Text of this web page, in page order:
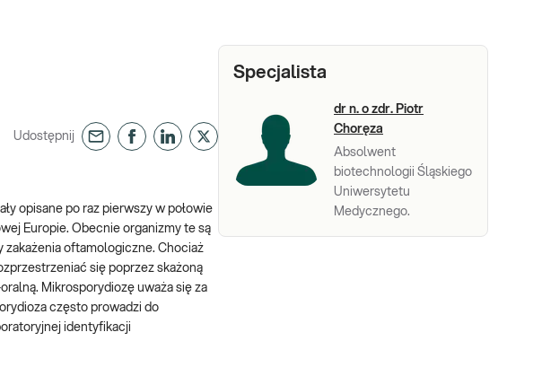
Udostępnij
opisane po raz pierwszy w połowie
Europie. Obecnie organizmy te są
zakażenia oftamologiczne. Chociaż
się poprzez skażoną
Mikrosporydiozę uważa się za
często prowadzi do
identyfikacji
Specjalista
dr n. o zdr. Piotr
Choręza
Absolwent
biotechnologii Śląskiego
Uniwersytetu
Medycznego.